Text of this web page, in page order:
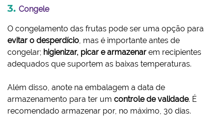
Congele
O congelamento das frutas pode ser uma opção para
evitar o desperdício , mas é importante antes de
congelar; higienizar, picar e armazenar em recipientes
adequados que suportem as baixas temperaturas.
Além disso, anote na embalagem a data de
armazenamento para ter um controle de validade. É
recomendado armazenar por, no máximo, 30 dias.